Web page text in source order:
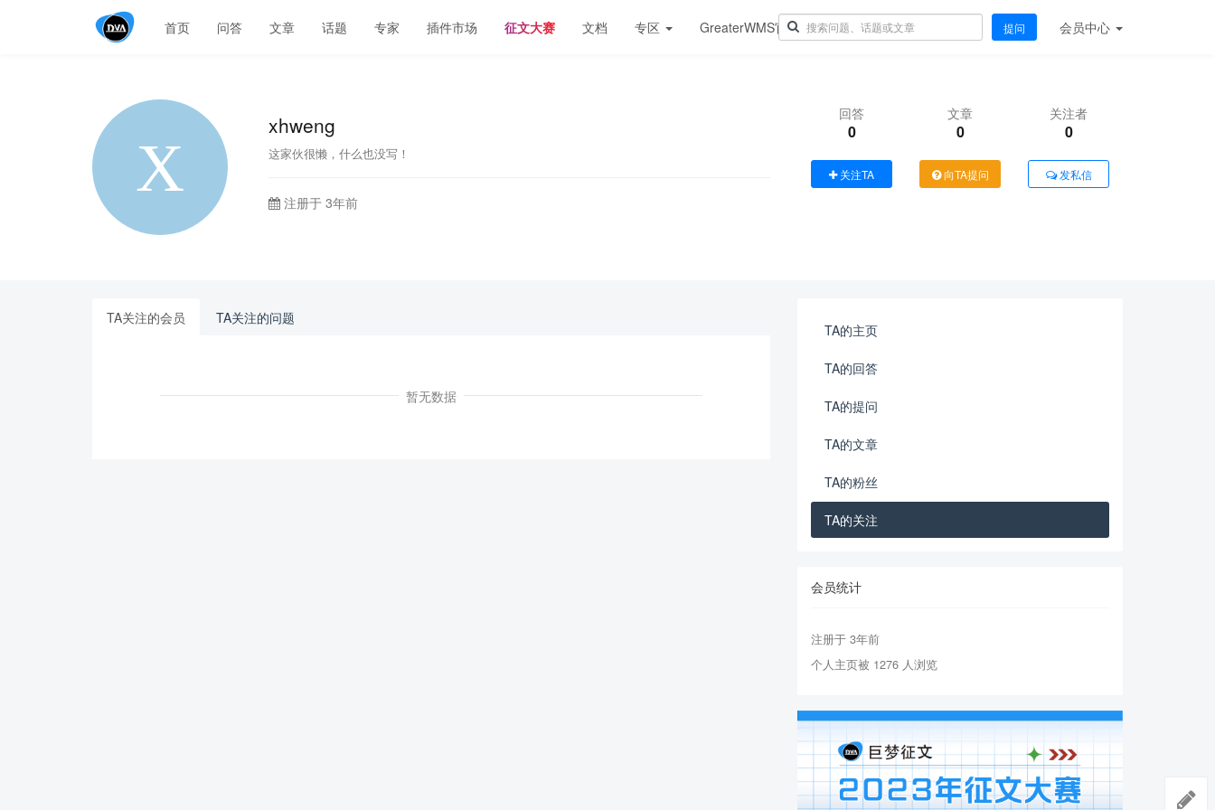
首页 问答 文章 话题 专家 插件市场 征文大赛 文档 专区 GreaterWMS官网 提问 会员中心
xhweng
这家伙很懒，什么也没写！
注册于 3年前
回答
0
文章
0
关注者
0
关注TA 向TA提问 发私信
TA关注的会员 TA关注的问题
暂无数据
TA的主页
TA的回答
TA的提问
TA的文章
TA的粉丝
TA的关注
会员统计
注册于 3年前
个人主页被 1276 人浏览